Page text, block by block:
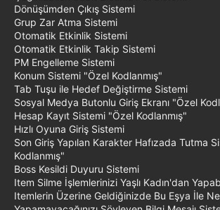
Dönüşümden Çıkış Sistemi
Grup Zar Atma Sistemi
Otomatik Etkinlik Sistemi
Otomatik Etkinlik Takip Sistemi
PM Engelleme Sistemi
Konum Sistemi "Özel Kodlanmış"
Tab Tuşu ile Hedef Değiştirme Sistemi
Sosyal Medya Butonlu Giriş Ekranı "Özel
Hesap Kayıt Sistemi "Özel Kodlanmış"
Hızlı Oyuna Giriş Sistemi
Son Giriş Yapılan Karakter Hafızada Tutma
Kodlanmış"
Boss Kesildi Duyuru Sistemi
Item Silme İşlemlerinizi Yaşlı Kadın'dan
Itemlerin Üzerine Geldiğinizde Bu Eşya İle